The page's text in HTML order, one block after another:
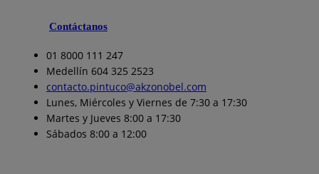
Contáctanos
01 8000 111 247
Medellín 604 325 2523
contacto.pintuco@akzonobel.com
Lunes, Miércoles y Viernes de 7:30 a 17:30
Martes y Jueves 8:00 a 17:30
Sábados 8:00 a 12:00